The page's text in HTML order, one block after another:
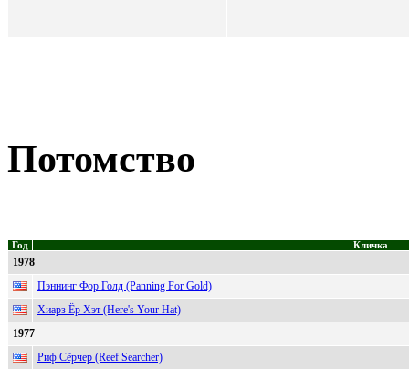
Потомство
Год Кличка
1978
Пэннинг Фор Голд (Panning For Gold)
Хиарз Ёр Хэт (Here's Your Hat)
1977
Риф Сёрчер (Reef Searcher)